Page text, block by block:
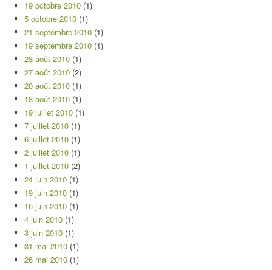
19 octobre 2010 (1)
5 octobre 2010 (1)
21 septembre 2010 (1)
19 septembre 2010 (1)
28 août 2010 (1)
27 août 2010 (2)
20 août 2010 (1)
18 août 2010 (1)
19 juillet 2010 (1)
7 juillet 2010 (1)
6 juillet 2010 (1)
2 juillet 2010 (1)
1 juillet 2010 (2)
24 juin 2010 (1)
19 juin 2010 (1)
16 juin 2010 (1)
4 juin 2010 (1)
3 juin 2010 (1)
31 mai 2010 (1)
26 mai 2010 (1)